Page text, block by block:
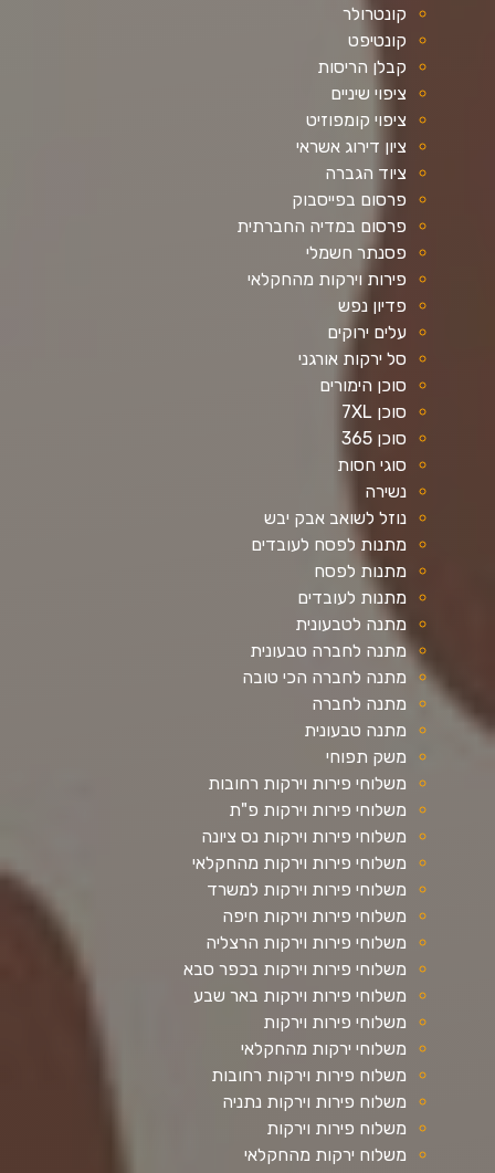
קונטרולר
קונטיפט
קבלן הריסות
ציפוי שיניים
ציפוי קומפוזיט
ציון דירוג אשראי
ציוד הגברה
פרסום בפייסבוק
פרסום במדיה החברתית
פסנתר חשמלי
פירות וירקות מהחקלאי
פדיון נפש
עלים ירוקים
סל ירקות אורגני
סוכן הימורים
סוכן 7XL
סוכן 365
סוגי חסות
נשירה
נוזל לשואב אבק יבש
מתנות לפסח לעובדים
מתנות לפסח
מתנות לעובדים
מתנה לטבעונית
מתנה לחברה טבעונית
מתנה לחברה הכי טובה
מתנה לחברה
מתנה טבעונית
משק תפוחי
משלוחי פירות וירקות רחובות
משלוחי פירות וירקות פ"ת
משלוחי פירות וירקות נס ציונה
משלוחי פירות וירקות מהחקלאי
משלוחי פירות וירקות למשרד
משלוחי פירות וירקות חיפה
משלוחי פירות וירקות הרצליה
משלוחי פירות וירקות בכפר סבא
משלוחי פירות וירקות באר שבע
משלוחי פירות וירקות
משלוחי ירקות מהחקלאי
משלוח פירות וירקות רחובות
משלוח פירות וירקות נתניה
משלוח פירות וירקות
משלוח ירקות מהחקלאי